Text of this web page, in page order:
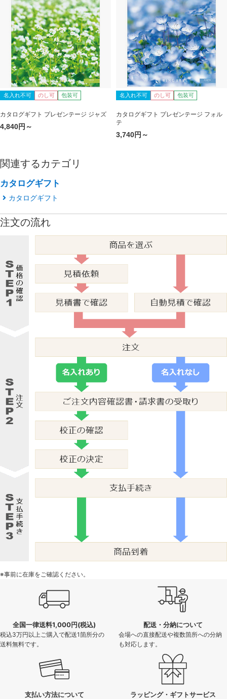
名入れ不可 のし可 包装可
カタログギフト プレゼンテージ ジャズ
4,840円～
名入れ不可 のし可 包装可
カタログギフト プレゼンテージ フォル
テ
3,740円～
関連するカテゴリ
カタログギフト
カタログギフト
注文の流れ
※事前に在庫をご確認ください。
全国一律送料1,000円(税込)
税込3万円以上ご購入で配送1箇所分の
送料無料です。
配送・分納について
会場への直接配送や複数箇所への分納
も対応します。
支払い方法について ラッピング・ギフトサービス